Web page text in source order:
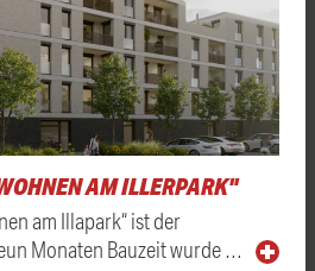
AM ILLERPARK"
am Illapark“ ist der
Monaten Bauzeit wurde …